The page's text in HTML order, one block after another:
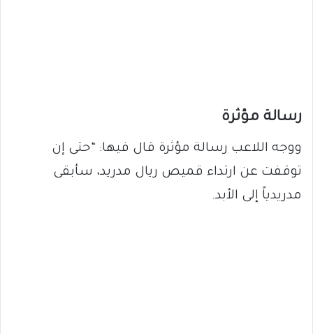
رسالة مؤثرة
ووجه اللاعب رسالة مؤثرة قال فيها: “حتى إن
توقفت عن ارتداء قميص ريال مدريد، سأبقى
مدريدياً إلى الأبد.